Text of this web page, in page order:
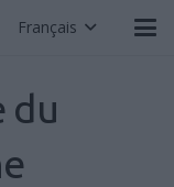
Français
du